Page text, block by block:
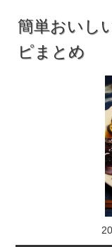
簡単おいし
ピまとめ